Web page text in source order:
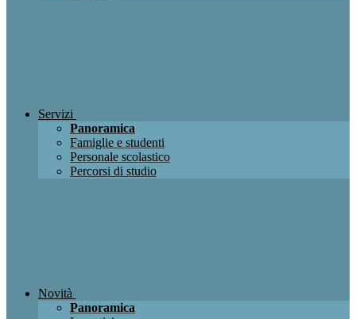
Servizi
Panoramica
Famiglie e studenti
Personale scolastico
Percorsi di studio
Novità
Panoramica